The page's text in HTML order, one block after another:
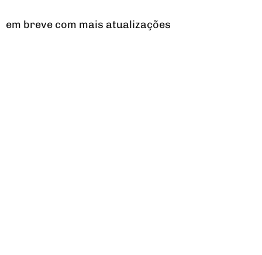
em breve com mais atualizações